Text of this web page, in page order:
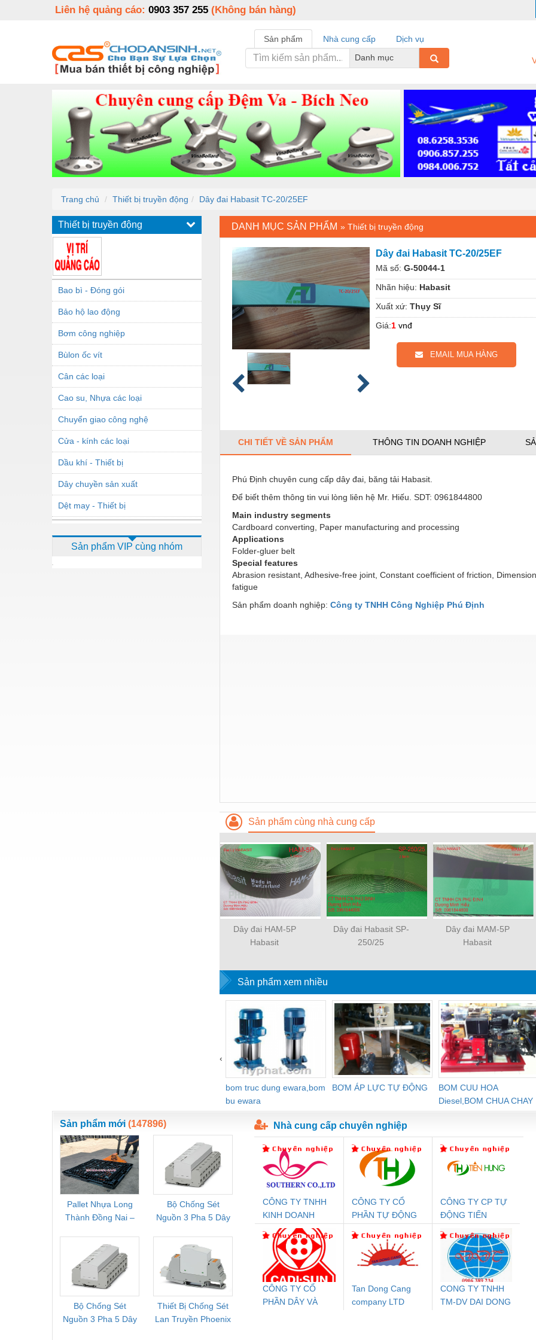
Liên hệ quảng cáo: 0903 357 255 (Không bán hàng)
Sản phẩm Nhà cung cấp
Dịch vụ
Danh mục
Trang chủ Thiết bị truyền động Dây đai Habasit TC-20/25EF
Thiết bị truyền động
Bao bì - Đóng gói
Bảo hộ lao động
Bơm công nghiệp
Bùlon ốc vít
Cân các loại
Cao su, Nhựa các loại
Chuyển giao công nghệ
Cửa - kính các loại
Dầu khí - Thiết bị
Dây chuyền sản xuất
Dệt may - Thiết bị
Dịch vụ - Thi công
Sắt, thép, inox các loại
Thí nghiệm-Trang thiết bị
Thiết bị chiếu sáng
Thiết bị chống sét
Thiết bị an ninh
Thiết bị công nghiệp
Thiết bị công trình
Thiết bị điện
Thiết bị giáo dục
Thiết bị khác
Sản phẩm VIP cùng nhóm
DANH MỤC SẢN PHẨM » Thiết bị truyền động
Dây đai Habasit TC-20/25EF
Mã số: G-50044-1
Nhãn hiệu: Habasit
Xuất xứ: Thụy Sĩ
Giá:1 vnđ
EMAIL MUA HÀNG
CHI TIẾT VỀ SẢN PHẨM THÔNG TIN DOANH NGHIỆP
Phú Định chuyên cung cấp dây đai, băng tải Habasit.
Để biết thêm thông tin vui lòng liên hệ Mr. Hiếu. SDT: 0961844800
Main industry segments
Cardboard converting, Paper manufacturing and processing
Applications
Folder-gluer belt
Special features
Abrasion resistant, Adhesive-free joint, Constant coefficient of friction,
fatigue
Sản phẩm doanh nghiệp: Công ty TNHH Công Nghiệp Phú Định
Sản phẩm cùng nhà cung cấp
Dây đai HAM-5P
Habasit
Dây đai Habasit SP-
250/25
Dây đai MAM-5P
Habasit
Sản phẩm xem nhiều
bom truc dung ewara,bom
bu ewara
BƠM ÁP LỰC TỰ ĐỘNG
BOM CUU HOA
Diesel,BOM CHUA CHAY
‹
Sản phẩm mới (147896)
Pallet Nhựa Long
Thành Đồng Nai –
Mới, Pallet Cũ Giá
Tốt
Bộ Chống Sét
Nguồn 3 Pha 5 Dây
FLT-SEC-P-T1-3S-
264/50-FM -
2909589
Bộ Chống Sét
Nguồn 3 Pha 5 Dây
Thiết Bị Chống Sét
Lan Truyền Phoenix
Rơ Le Đệm An Toàn
Phoenix Contact
PSR-PC20-1NO-
1NC-24DC-SP -
2700578
Rơ Le An Toàn
Phoenix Contact
PSR-SCP-
24UC/ESL4/3X1/1X2/B
- 2981059
Bộ Lưu Điện AC
Mô-đun Ắc Quy UPS
Bộ Lặp Tín Hiệu
PROFIBUS Phoenix
Contact PSI-REP-
PROFIBUS/12MB -
2708863
Rơ Le An Toàn
Bộ
Nhà cung cấp chuyên nghiệp
CÔNG TY TNHH
KINH DOANH
DỊCH VỤ XNK
PHƯƠNG NAM
CÔNG TY CỔ
PHẦN TỰ ĐỘNG
CÔNG TY CP TỰ
ĐỘNG TIẾN
CÔNG TY CỔ
PHẦN DÂY VÀ
Tan Dong Cang
company LTD
CONG TY TNHH
TM-DV DAI DONG